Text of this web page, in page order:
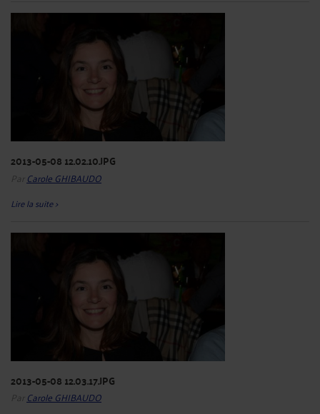
2013-05-08 12.02.10.JPG
Par Carole GHIBAUDO
Lire la suite >
2013-05-08 12.03.17.JPG
Par Carole GHIBAUDO